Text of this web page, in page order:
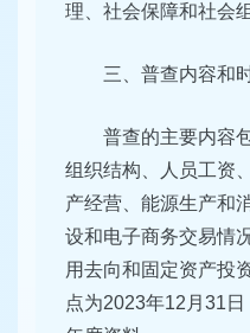
理、社会保障和社会
三、普查内容和
普查的主要内容
组织结构、人员工资
产经营、能源生产和
设和电子商务交易情
用去向和固定资产投
点为2023年12月31